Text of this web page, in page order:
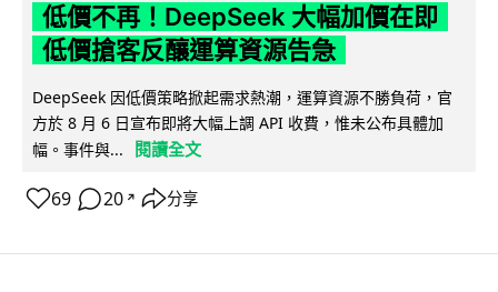
低價不再！DeepSeek 大幅加價在即
低價搶客反釀運算資源告急
DeepSeek 因低價策略掀起需求熱潮，運算資源不勝負荷，官
方於 8 月 6 日宣布即將大幅上調 API 收費，惟未公布具體加
幅。事件與...
閱讀全文
69 20 ↗ 分享